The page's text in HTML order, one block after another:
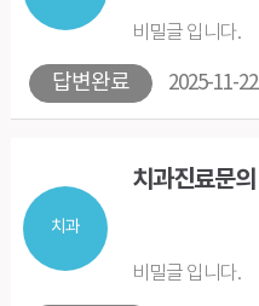
답변완료
비밀글 입니다.
2025-11-22
치과
치과진료문의
비밀글 입니다.